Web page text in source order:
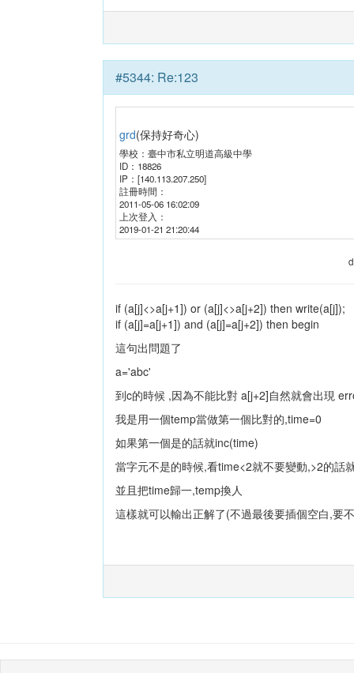
#5344: Re:123
grd(保持好奇心)
學校： 臺中市私立明道高級中學
ID： 18826
IP： [140.113.207.250]
註冊時間：
2011-05-06 16:02:09
上次登入：
2019-01-21 21:20:44
if (a[j]<>a[j+1]) or (a[j]<>a[j+2]) then write(a[j]);
if (a[j]=a[j+1]) and (a[j]=a[j+2]) then begin
這句出問題了
a='abc'
到c的時候 ,因為不能比對 a[j+2]自然就會出現
我是用一個temp當做第一個比對的,time=0
如果第一個是的話就inc(time)
當字元不是的時候,看time<2就不要變動,>2的話
並且把time歸一,temp換人
這樣就可以輸出正解了(不過最後要插個空白,要